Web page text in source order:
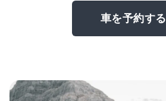
車を予約する